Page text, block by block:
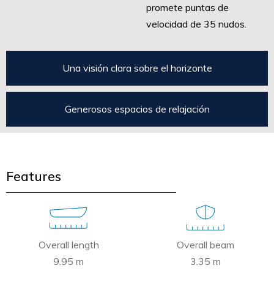
Una visión clara sobre el horizonte
Generosos espacios de relajación
promete puntas de
velocidad de 35 nudos.
Features
Overall length
9.95 m
Overall beam
3.35 m